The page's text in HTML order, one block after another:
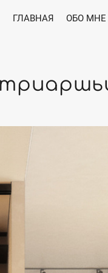
ГЛАВНАЯ ОБО МНЕ